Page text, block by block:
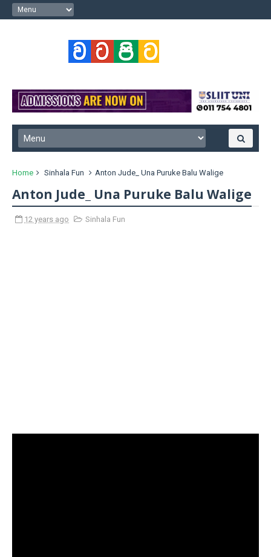
Home Sinhala Fun Anton Jude_ Una Puruke Balu Walige
Anton Jude_ Una Puruke Balu Walige
12 years ago Sinhala Fun